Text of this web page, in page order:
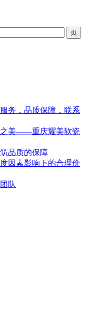
务，品质保障，联系
之美——重庆耀美软瓷
品质的保障
因素影响下的合理价
队